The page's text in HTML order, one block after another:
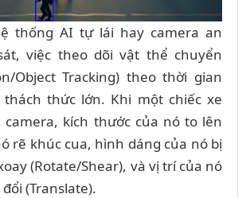
thống AI tự lái hay camera an
việc theo dõi vật thể chuyển
Object Tracking) theo thời gian
thức lớn. Khi một chiếc xe
camera, kích thước của nó to lên
rẽ khúc cua, hình dáng của nó bị
(Rotate/Shear), và vị trí của nó
(Translate).